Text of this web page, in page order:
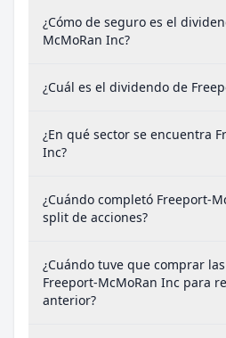
¿Cómo de seguro es el
McMoRan Inc?
¿Cuál es el dividendo de
¿En qué sector se encuentra
Inc?
¿Cuándo completó Freeport-
split de acciones?
¿Cuándo tuve que comprar
Freeport-McMoRan Inc para
anterior?